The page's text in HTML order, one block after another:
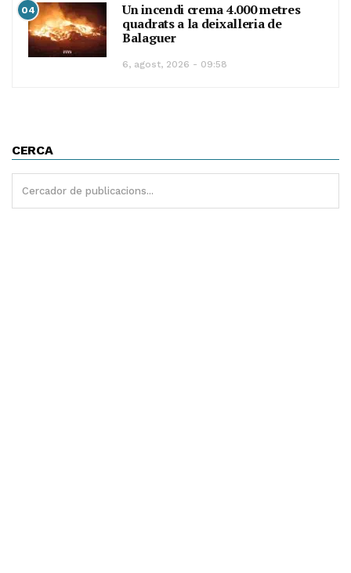
04
Un incendi crema 4.000 metres
quadrats a la deixalleria de
Balaguer
6, agost, 2026 - 09:58
CERCA